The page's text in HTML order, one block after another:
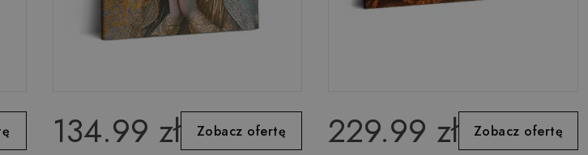
134.99 zł Zobacz ofertę 229.99 zł Zobacz ofertę